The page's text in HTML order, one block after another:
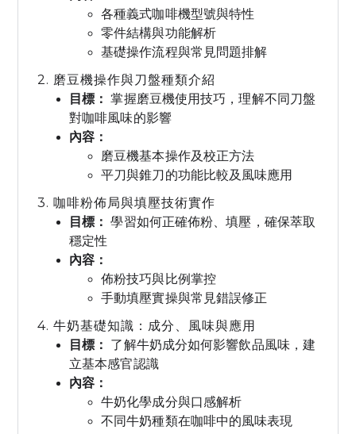
各種義式咖啡機型號與特性
零件結構與功能解析
基礎操作流程與常見問題排解
2. 磨豆機操作與刀盤種類介紹
目標： 掌握磨豆機使用技巧，理解不同刀盤
對咖啡風味的影響
內容：
磨豆機基本操作及校正方法
平刀與錐刀的功能比較及風味應用
3. 咖啡粉佈局與填壓技術實作
目標： 學習如何正確佈粉、填壓，確保萃取
穩定性
內容：
佈粉技巧與比例掌控
手動填壓實操與常見錯誤修正
4. 牛奶基礎知識：成分、風味與應用
目標： 了解牛奶成分如何影響飲品風味，建
立基本感官認識
內容：
牛奶化學成分與口感解析
不同牛奶種類在咖啡中的風味表現